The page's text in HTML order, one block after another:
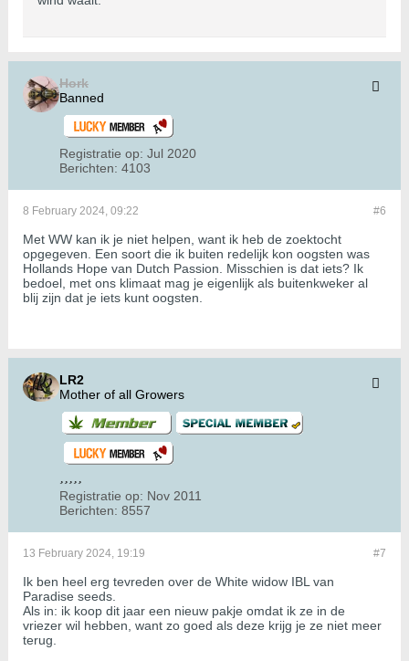
Hork
Banned
Registratie op: Jul 2020
Berichten: 4103
#6
8 February 2024, 09:22
Met WW kan ik je niet helpen, want ik heb de zoektocht
opgegeven. Een soort die ik buiten redelijk kon oogsten was
Hollands Hope van Dutch Passion. Misschien is dat iets? Ik
bedoel, met ons klimaat mag je eigenlijk als buitenkweker al
blij zijn dat je iets kunt oogsten.
LR2
Mother of all Growers
Registratie op: Nov 2011
Berichten: 8557
#7
13 February 2024, 19:19
Ik ben heel erg tevreden over de White widow IBL van
Paradise seeds.
Als in: ik koop dit jaar een nieuw pakje omdat ik ze in de
vriezer wil hebben, want zo goed als deze krijg je ze niet meer
terug.